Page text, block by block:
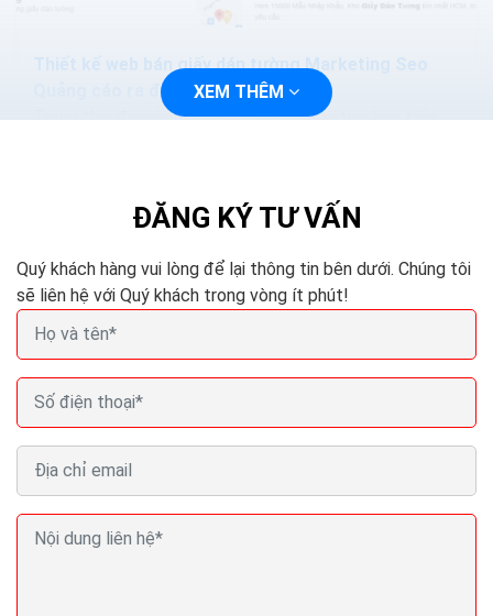
Thiết kế web bán giấy dán tường Marketing Seo
Quảng cáo ra đơn 100%
Trong thời đại công nghệ 4.0 việc marketing hay tiếp
XEM THÊM
ĐĂNG KÝ TƯ VẤN
Quý khách hàng vui lòng để lại thông tin bên dưới. Chúng tôi
sẽ liên hệ với Quý khách trong vòng ít phút!